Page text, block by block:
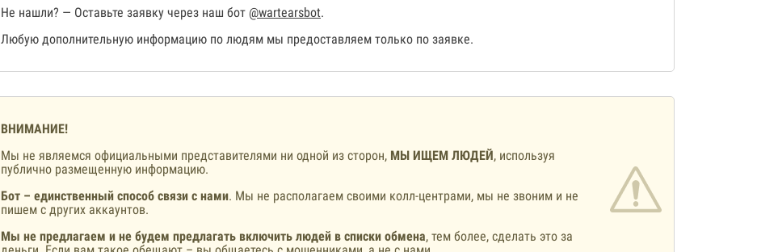
Не нашли? — Оставьте заявку через наш бот @wartearsbot.
Любую дополнительную информацию по людям мы предоставляем только по заявке.
ВНИМАНИЕ!
Мы не являемся официальными представителями ни одной из сторон, МЫ ИЩЕМ ЛЮДЕЙ, используя
публично размещенную информацию.
Бот – единственный способ связи с нами. Мы не располагаем своими колл-центрами, мы не звоним и не
пишем с других аккаунтов.
Мы не предлагаем и не будем предлагать включить людей в списки обмена, тем более, сделать это за